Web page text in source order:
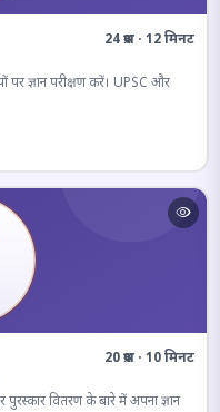
24 प्रश्न · 12 मिनट
पर ज्ञान परीक्षण करें। UPSC और
20 प्रश्न · 10 मिनट
वितरण के बारे में अपना ज्ञान